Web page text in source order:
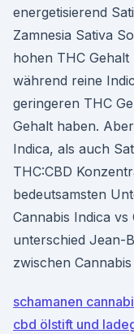
energetisierend
Zamnesia Sativa
hohen THC Gehalt
während reine
geringeren THC
Gehalt haben.
Indica, als auch
THC:CBD
bedeutsamsten
Cannabis Indica vs
unterschied Jean-
zwischen
schamanen
cbd ölstift und